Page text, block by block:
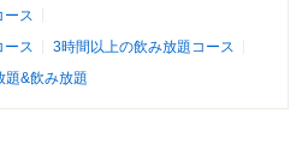
ース
ース
3時間以上の飲み放題コース
題&飲み放題